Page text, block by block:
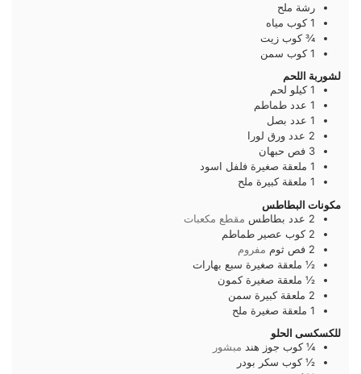
رشة ملح
1 كوب مياه
¾ كوب زيت
1 كوب سمن
لشوربة اللحم
1 كيلو لحم
1 عدد طماطم
1 عدد بصل
2 عدد ورق لورا
3 فص حبهان
1 ملعقة صغيرة فلفل اسود
1 ملعقة كبيرة ملح
مكونات البطاطس
2 عدد بطاطس مقطع مكعبات
2 كوب عصير طماطم
2 فص ثوم مفروم
½ ملعقة صغيرة سبع بهارات
½ ملعقة صغيرة كمون
2 ملعقة كبيرة سمن
1 ملعقة صغيرة ملح
للكسكسى الحلو
¼ كوب جوز هند مبشور
½ كوب سكر بودر